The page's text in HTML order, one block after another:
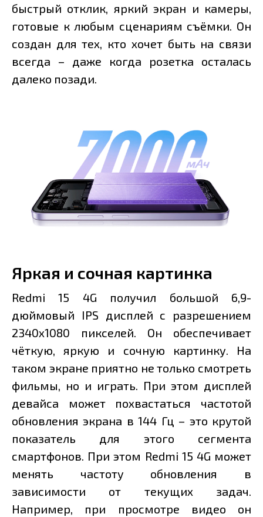
быстрый отклик, яркий экран и камеры,
готовые к любым сценариям съёмки. Он
создан для тех, кто хочет быть на связи
всегда – даже когда розетка осталась
далеко позади.
Яркая и сочная картинка
Redmi 15 4G получил большой 6,9-
дюймовый IPS дисплей с разрешением
2340x1080 пикселей. Он обеспечивает
чёткую, яркую и сочную картинку. На
таком экране приятно не только смотреть
фильмы, но и играть. При этом дисплей
девайса может похвастаться частотой
обновления экрана в 144 Гц – это крутой
показатель для этого сегмента
смартфонов. При этом Redmi 15 4G может
менять частоту обновления в
зависимости от текущих задач.
Например, при просмотре видео он